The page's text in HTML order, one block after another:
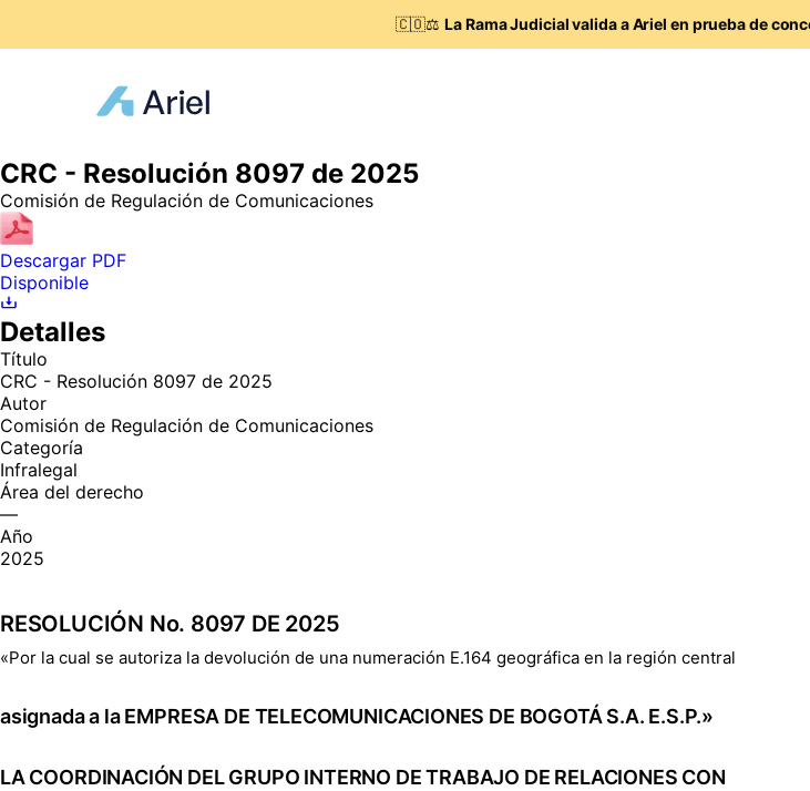
🇨🇴⚖️La Rama Judicial valida a Ariel en prueba de
CRC - Resolución 8097 de 2025
Comisión de Regulación de Comunicaciones
Descargar PDF
Disponible
Detalles
Título
CRC - Resolución 8097 de 2025
Autor
Comisión de Regulación de Comunicaciones
Categoría
Infralegal
Área del derecho
—
Año
2025
RESOLUCIÓN No. 8097 DE 2025
«Por la cual se autoriza la devolución de una numeración E.164 geográfica en la región central
asignada a la EMPRESA DE TELECOMUNICACIONES DE BOGOTÁ S.A. E.S.P.»
LA COORDINACIÓN DEL GRUPO INTERNO DE TRABAJO DE RELACIONES CON